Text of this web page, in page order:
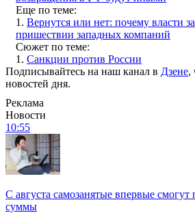
Еще по теме:
1. Вернутся или нет: почему власти
пришествии западных компаний
Сюжет по теме:
1. Санкции против России
Подписывайтесь на наш канал в Дзене,
новостей дня.
Реклама
Новости
10:55
С августа самозанятые впервые
суммы